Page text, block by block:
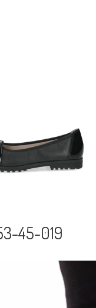
45-019